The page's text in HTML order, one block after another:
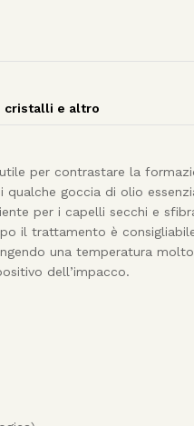
cristalli e altro
per contrastare la
goccia di olio
per i capelli secchi e
il trattamento è
una temperatura
dell’impacco.